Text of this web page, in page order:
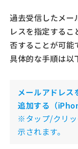
過去受信したメー
レスを指定する
否することが可能
具体的な手順は以
メールアドレス
追加する （
※タップ/クリッ
示されます。